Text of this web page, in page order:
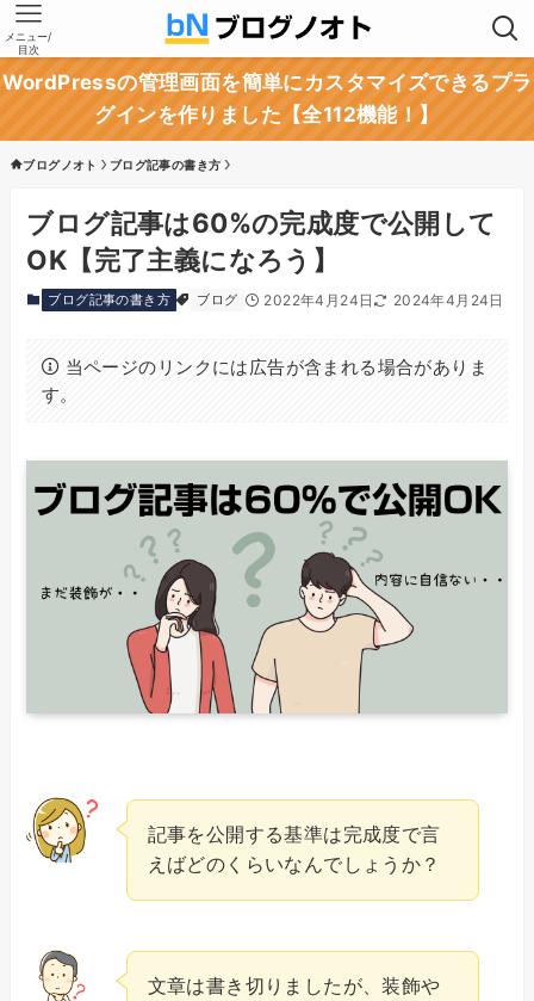
メニュー/
目次
WordPressの管理画面を簡単にカスタマイズできるプラ
グインを作りました【全112機能！】
ブログノオト ブログ記事の書き方
ブログ記事は60%の完成度で公開して
OK【完了主義になろう】
ブログ記事の書き方 ブログ 2022年4月24日 2024年4月24日
当ページのリンクには広告が含まれる場合がありま
す。
記事を公開する基準は完成度で言
えばどのくらいなんでしょうか？
文章は書き切りましたが、装飾や